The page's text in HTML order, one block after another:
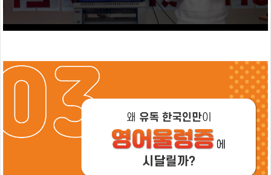
작
코
치
훈